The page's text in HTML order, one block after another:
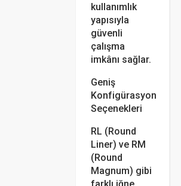
kullanımlık
yapısıyla
güvenli
çalışma
imkânı sağlar.
Geniş
Konfigürasyon
Seçenekleri
RL (Round
Liner) ve RM
(Round
Magnum) gibi